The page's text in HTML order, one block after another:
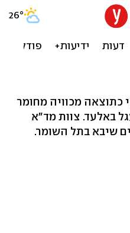
מאלעד נכווה
בינוני
כתוצאה מכוויה מחומר
באלעד. צוות מד"א
שיבא בתל השומר.